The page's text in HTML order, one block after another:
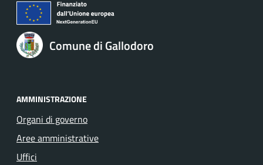
Comune di Gallodoro
AMMINISTRAZIONE
Organi di governo
Aree amministrative
Uffici